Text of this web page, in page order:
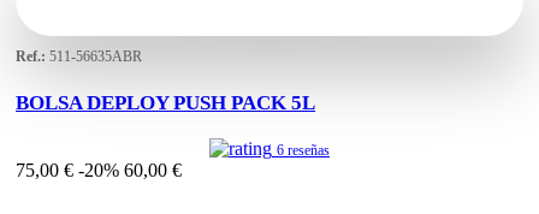
Ref.: 511-56635ABR
BOLSA DEPLOY PUSH PACK 5L
6 reseñas
75,00 € -20% 60,00 €